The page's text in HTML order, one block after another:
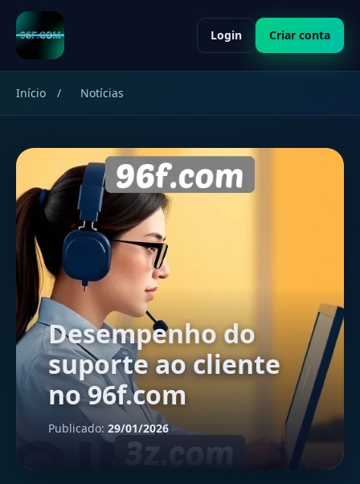
Login Criar conta
Início / Notícias
Desempenho do
suporte ao cliente
no 96f.com
Publicado: 29/01/2026